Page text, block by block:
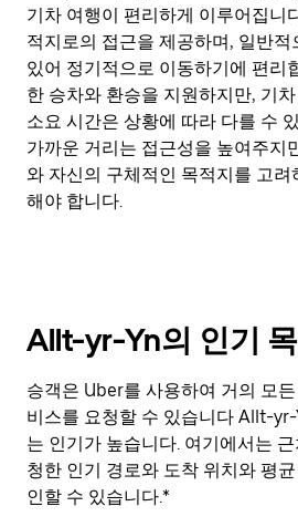
기차 여행이 편리하게 이루어집니
적지로의 접근을 제공하며, 일반
있어 정기적으로 이동하기에 편리
한 승차와 환승을 지원하지만, 기
소요 시간은 상황에 따라 다를 수
가까운 거리는 접근성을 높여주지
와 자신의 구체적인 목적지를 고려
해야 합니다.
Allt-yr-Yn의 인기
승객은 Uber를 사용하여 거의 모
비스를 요청할 수 있습니다 Allt-
는 인기가 높습니다. 여기에서는
청한 인기 경로와 도착 위치와 평
인할 수 있습니다.*